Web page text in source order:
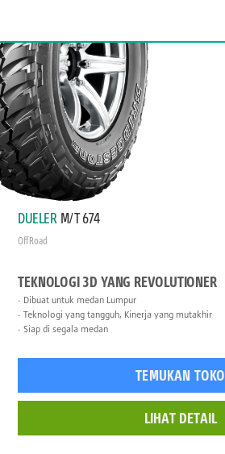
DUELER M/T 674
Off Road
TEKNOLOGI 3D YANG REVOLUTIONER
Dibuat untuk medan Lumpur
Teknologi yang tangguh, Kinerja yang mutakhir
Siap di segala medan
TEMUKAN TOKO
LIHAT DETAIL